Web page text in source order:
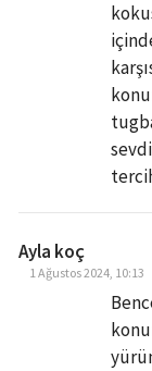
Ayla koç
1 Ağustos 2024, 10:13